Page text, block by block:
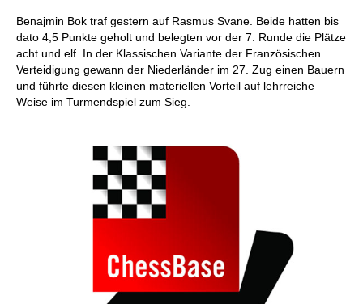
Benajmin Bok traf gestern auf Rasmus Svane. Beide hatten bis
dato 4,5 Punkte geholt und belegten vor der 7. Runde die Plätze
acht und elf. In der Klassischen Variante der Französischen
Verteidigung gewann der Niederländer im 27. Zug einen Bauern
und führte diesen kleinen materiellen Vorteil auf lehrreiche
Weise im Turmendspiel zum Sieg.